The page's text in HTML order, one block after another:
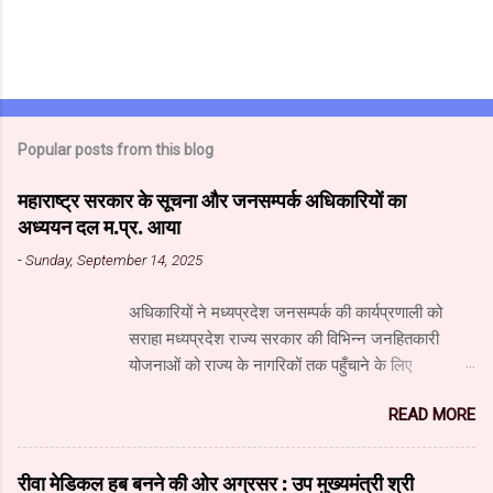
Popular posts from this blog
महाराष्ट्र सरकार के सूचना और जनसम्पर्क अधिकारियों का
अध्ययन दल म.प्र. आया
-Sunday, September 14, 2025
अधिकारियों ने मध्यप्रदेश जनसम्पर्क की कार्यप्रणाली को
सराहा मध्यप्रदेश राज्य सरकार की विभिन्न जनहितकारी
योजनाओं को राज्य के नागरिकों तक पहुँचाने के लिए
उपयोग कर रहा है। यहाँ पारंपरिक माध्यमों के साथ नवीनतम
डिजिटल और सोशल मीडिया का भी प्रभावी ढंग से उपयोग
किया जा रहा है। महाराष्ट्र सरकार के सूचना और जनसंपर्क
READ MORE
रीवा मेडिकल हब बनने की ओर अग्रसर : उप मुख्यमंत्री श्री